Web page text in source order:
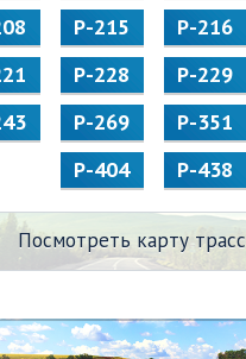
Р-215 Р-216
Р-228 Р-229
Р-269 Р-351
Р-404
Р-438
Посмотреть карту трасс